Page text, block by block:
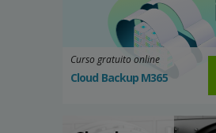
Curso gratuito online
Cloud Backup M365